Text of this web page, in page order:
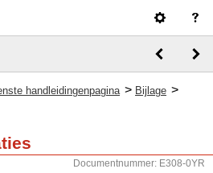
handleidingenpagina > Bijlage >
Documentnummer: E308-0YR